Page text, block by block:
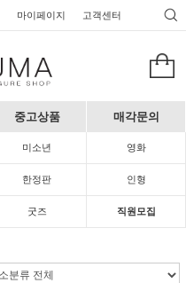
마이페이지 고객센터
중고상품 매각문의
미소년 영화
한정판 인형
굿즈 직원모집